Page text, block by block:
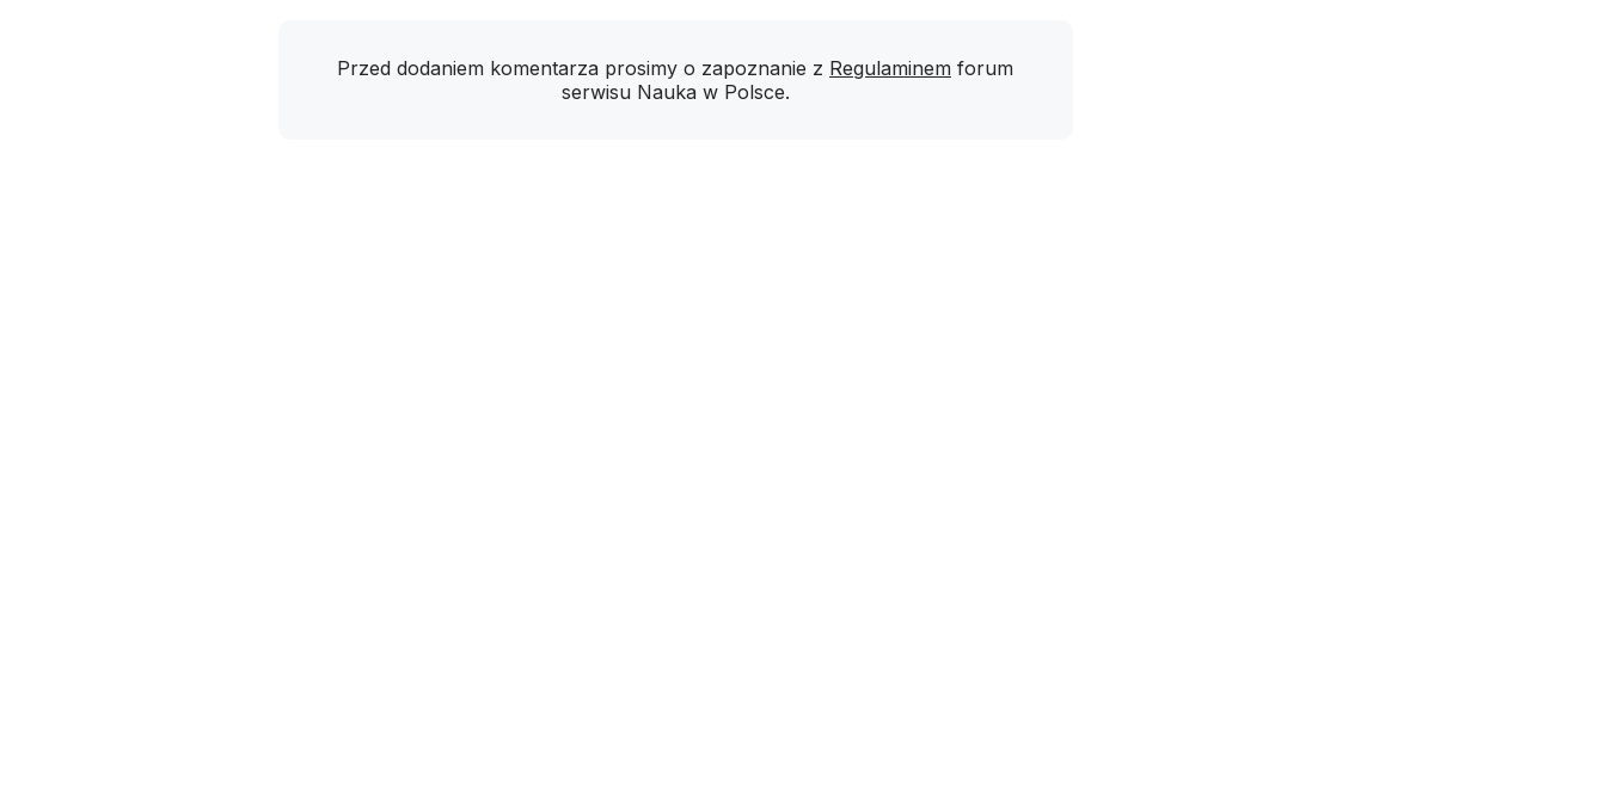
Przed dodaniem komentarza prosimy o zapoznanie z Regulaminem forum
serwisu Nauka w Polsce.